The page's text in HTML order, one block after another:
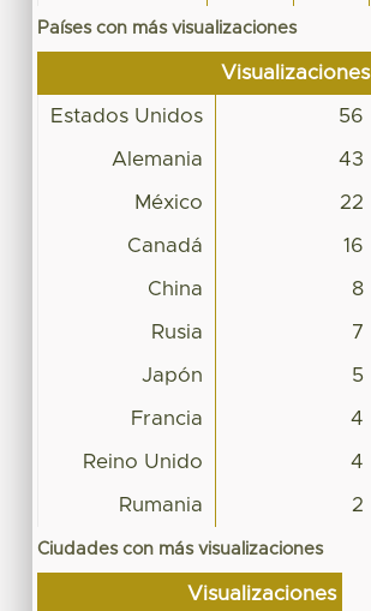
Países con más visualizaciones
Visualizaciones
Estados Unidos 56
Alemania 43
México 22
Canadá 16
China 8
Rusia 7
Japón 5
Francia 4
Reino Unido 4
Rumania 2
Ciudades con más visualizaciones
Visualizaciones